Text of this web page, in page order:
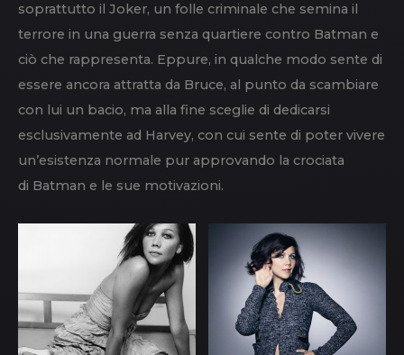
soprattutto il Joker, un folle criminale che semina il
terrore in una guerra senza quartiere contro Batman e
ciò che rappresenta. Eppure, in qualche modo sente di
essere ancora attratta da Bruce, al punto da scambiare
con lui un bacio, ma alla fine sceglie di dedicarsi
esclusivamente ad Harvey, con cui sente di poter vivere
un’esistenza normale pur approvando la crociata
di Batman e le sue motivazioni.